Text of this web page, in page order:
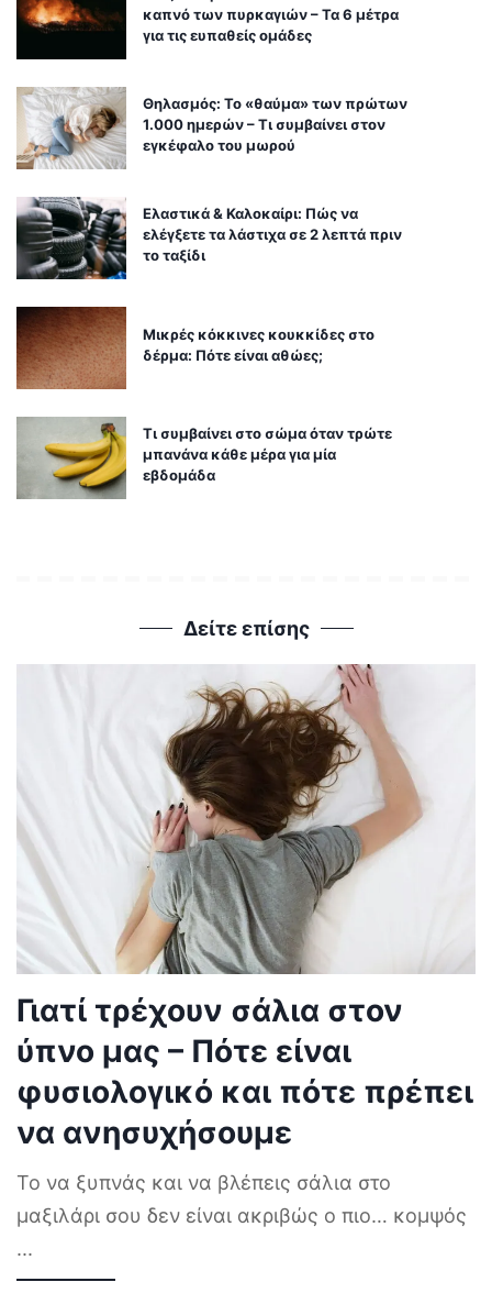
καπνό των πυρκαγιών – Τα 6 μέτρα
για τις ευπαθείς ομάδες
Θηλασμός: Το «θαύμα» των πρώτων
1.000 ημερών – Τι συμβαίνει στον
εγκέφαλο του μωρού
Ελαστικά & Καλοκαίρι: Πώς να
ελέγξετε τα λάστιχα σε 2 λεπτά πριν
το ταξίδι
Μικρές κόκκινες κουκκίδες στο
δέρμα: Πότε είναι αθώες;
Τι συμβαίνει στο σώμα όταν τρώτε
μπανάνα κάθε μέρα για μία
εβδομάδα
Δείτε επίσης
Γιατί τρέχουν σάλια στον
ύπνο μας – Πότε είναι
φυσιολογικό και πότε πρέπει
να ανησυχήσουμε
Το να ξυπνάς και να βλέπεις σάλια στο
μαξιλάρι σου δεν είναι ακριβώς ο πιο… κομψός
...